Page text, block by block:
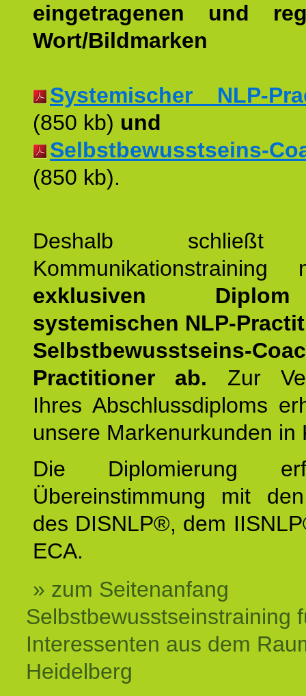
eingetragenen und
Wort/Bildmarken
Systemischer NLP-
(850 kb) und
Selbstbewusstseins-
(850 kb).
Deshalb schließt
exklusiven
systemischen NLP-
Selbstbewusstseins-
Practitioner ab. Zur
Ihres Abschlussdiploms
unsere Markenurkunden in
Die Diplomierung
Übereinstimmung mit
des DISNLP®, dem
ECA.
» zum Seitenanfang
Selbstbewusstseinstraining
Interessenten aus dem
Heidelberg